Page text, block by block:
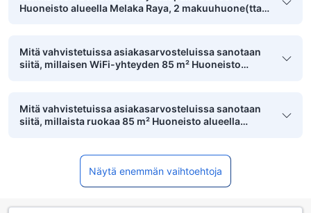
Huoneisto alueella Melaka Raya, 2 makuuhuone(tta),
Mitä vahvistetuissa asiakasarvosteluissa sanotaan
siitä, millaisen WiFi-yhteyden 85 m² Huoneisto
Mitä vahvistetuissa asiakasarvosteluissa sanotaan
siitä, millaista ruokaa 85 m² Huoneisto alueella
Näytä enemmän vaihtoehtoja